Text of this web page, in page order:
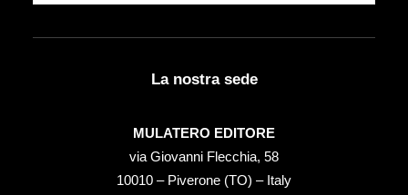
La nostra sede
MULATERO EDITORE
via Giovanni Flecchia, 58
10010 – Piverone (TO) – Italy